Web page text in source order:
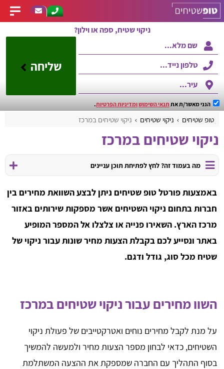
ניקוי שטיח, ספה או וילון?
שליחה
הנני מאשר/ת את תנאי השימושומדיניות הפרטיות.
טופ שטיחים ניקוי שטיחים ניקוי שטיחים במרכז
ניקוי שטיחים במרכז
מה בעמוד זה? לחץ לפתיחת תוכן עניינים
באמצעות פורטל טופ שטיחים ניתן לבצע השוואת מחירים בין
חברות בתחום ניקוי השטיחים אשר מספקות שירותים באזור
מרכז הארץ. השאירו פנייה או צלצלו אל המספר המופיע
באתר ונסייע לכם בקבלת הצעות מחיר שונות עבור ניקוי של
שטיח מכל סוג, גודל ודגם.
השוו מחירים עבור ניקוי שטיחים במרכז
על מנת לקבל מחירים נוחים ואטרקטייבים של פעולת ניקוי
השטיחים, כדאי לבחון מספר הצעות מחיר ולמעשה להמשיך
בסוף התהליך עם החברה שמספקת את ההצעה המשתלמת